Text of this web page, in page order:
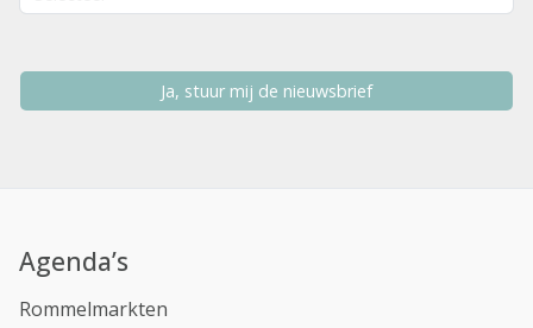
Ja, stuur mij de nieuwsbrief
Agenda’s
Rommelmarkten